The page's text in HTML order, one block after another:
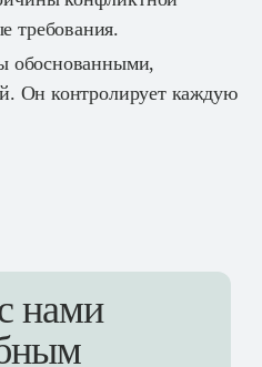
требования.
обоснованными,
Он контролирует каждую
нами